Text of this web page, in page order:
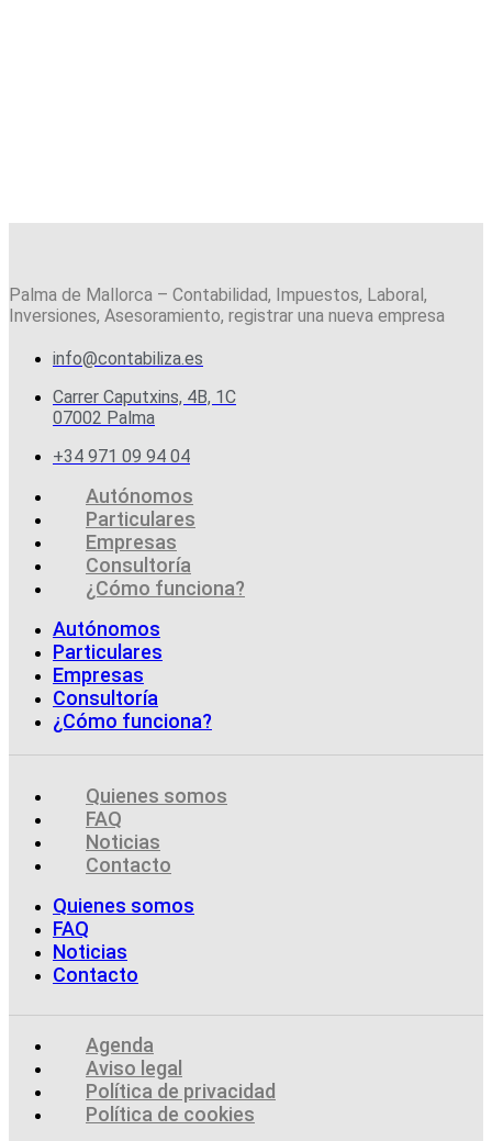
Palma de Mallorca – Contabilidad, Impuestos, Laboral,
Inversiones, Asesoramiento, registrar una nueva empresa
info@contabiliza.es
Carrer Caputxins, 4B, 1C
07002 Palma
+34 971 09 94 04
Autónomos
Particulares
Empresas
Consultoría
¿Cómo funciona?
Autónomos
Particulares
Empresas
Consultoría
¿Cómo funciona?
Quienes somos
FAQ
Noticias
Contacto
Quienes somos
FAQ
Noticias
Contacto
Agenda
Aviso legal
Política de privacidad
Política de cookies